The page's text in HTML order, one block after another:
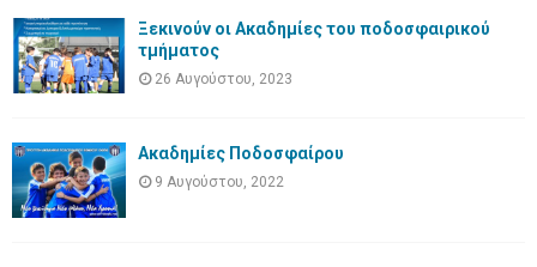
Ξεκινούν οι Ακαδημίες του ποδοσφαιρικού
τμήματος
26 Αυγούστου, 2023
Ακαδημίες Ποδοσφαίρου
9 Αυγούστου, 2022